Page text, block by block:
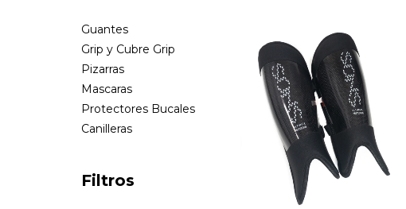
Guantes
Grip y Cubre Grip
Pizarras
Mascaras
Protectores Bucales
Canilleras
Filtros